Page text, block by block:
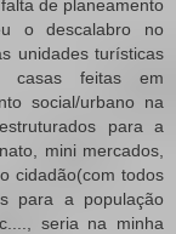
de planeamento
o descalabro no
unidades turísticas
casas feitas em
social/urbano na
para a
mini mercados,
cidadão(com todos
para a população
seria na minha